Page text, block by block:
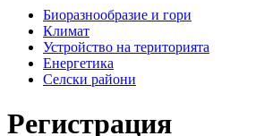
Биоразнообразие и гори
Климат
Устройство на територията
Енергетика
Селски райони
Регистрация